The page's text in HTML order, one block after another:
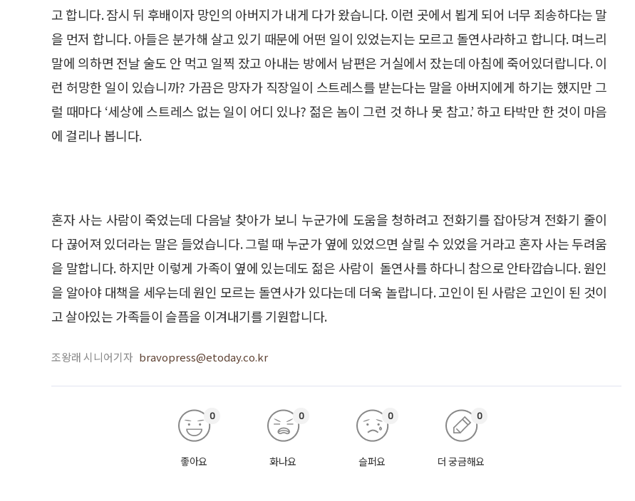
고 합니다. 잠시 뒤 후배이자 망인의 아버지가 내게 다가 왔습니다. 이런 곳에서 뵙게 되어 너무 죄송하다는 말
을 먼저 합니다. 아들은 분가해 살고 있기 때문에 어떤 일이 있었는지는 모르고 돌연사라하고 합니다. 며느리
말에 의하면 전날 술도 안 먹고 일찍 잤고 아내는 방에서 남편은 거실에서 잤는데 아침에 죽어있더랍니다. 이
런 허망한 일이 있습니까? 가끔은 망자가 직장일이 스트레스를 받는다는 말을 아버지에게 하기는 했지만 그
럴 때마다 ‘세상에 스트레스 없는 일이 어디 있나? 젊은 놈이 그런 것 하나 못 참고.’ 하고 타박만 한 것이 마음
에 걸리나 봅니다.
혼자 사는 사람이 죽었는데 다음날 찾아가 보니 누군가에 도움을 청하려고 전화기를 잡아당겨 전화기 줄이
다 끊어져 있더라는 말은 들었습니다. 그럴 때 누군가 옆에 있었으면 살릴 수 있었을 거라고 혼자 사는 두려움
을 말합니다. 하지만 이렇게 가족이 옆에 있는데도 젊은 사람이 돌연사를 하다니 참으로 안타깝습니다. 원인
을 알아야 대책을 세우는데 원인 모르는 돌연사가 있다는데 더욱 놀랍니다. 고인이 된 사람은 고인이 된 것이
고 살아있는 가족들이 슬픔을 이겨내기를 기원합니다.
조왕래 시니어기자 bravopress@etoday.co.kr
좋아요
0
화나요
0
슬퍼요
0
더 궁금해요
0